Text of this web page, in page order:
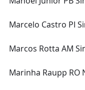
Marcelo Castro PI
Marcos Rotta AM
Marinha Raupp RO